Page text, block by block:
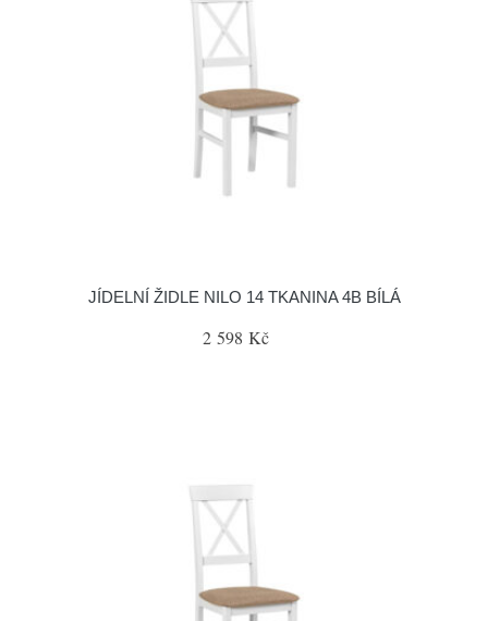
JÍDELNÍ ŽIDLE NILO 14 TKANINA 4B BÍLÁ
2 598 Kč